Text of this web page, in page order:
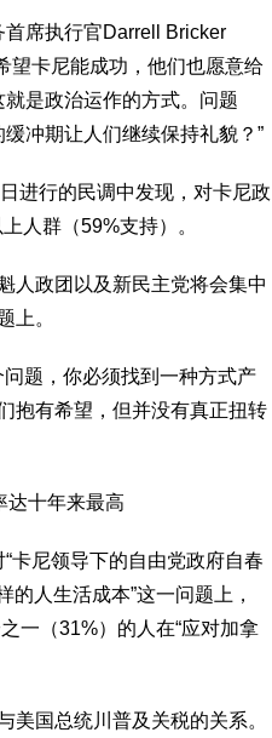
席执行官Darrell Bricker
望卡尼能成功，他们也愿意给
是政治运作的方式。问题
冲期让人们继续保持礼貌？”
进行的民调中发现，对卡尼政
人群（59%支持）。
人政团以及新民主党将会集中
上。
题，你必须找到一种方式产
抱有希望，但并没有真正扭转
卡尼领导下的自由党政府自春
人生活成本”这一问题上，
一（31%）的人在“应对加拿
国总统川普及关税的关系。